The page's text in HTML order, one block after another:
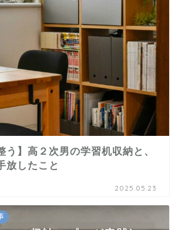
う】高２次男の学習机収納と、
放したこと
2025.05.23